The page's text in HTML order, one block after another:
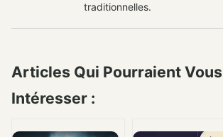
traditionnelles.
Articles Qui Pourraient Vous
Intéresser :